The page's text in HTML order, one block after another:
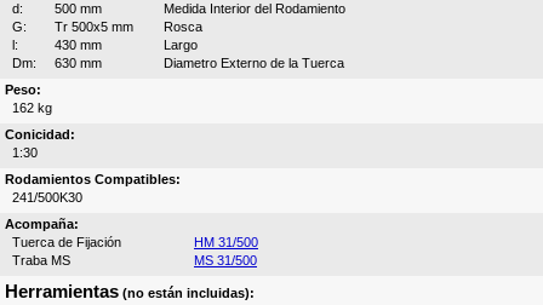
d:
500 mm
Medida Interior del Rodamiento
G:
Tr 500x5 mm
Rosca
l:
430 mm
Largo
Dm:
630 mm
Diametro Externo de la Tuerca
Peso:
162 kg
Conicidad:
1:30
Rodamientos Compatibles:
241/500K30
Acompaña:
Tuerca de Fijación
HM 31/500
Traba MS
MS 31/500
Herramientas (no están incluidas):